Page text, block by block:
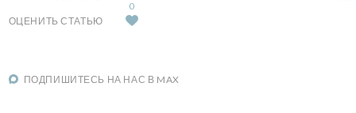
ОЦЕНИТЬ СТАТЬЮ
0
ПОДПИШИТЕСЬ НА НАС В MAX